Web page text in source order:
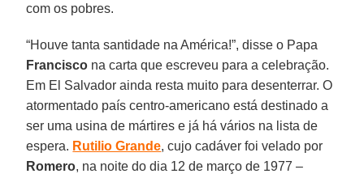
com os pobres.
“Houve tanta santidade na América!”, disse o Papa
Francisco na carta que escreveu para a celebração.
Em El Salvador ainda resta muito para desenterrar. O
atormentado país centro-americano está destinado a
ser uma usina de mártires e já há vários na lista de
espera. Rutilio Grande, cujo cadáver foi velado por
Romero, na noite do dia 12 de março de 1977 –